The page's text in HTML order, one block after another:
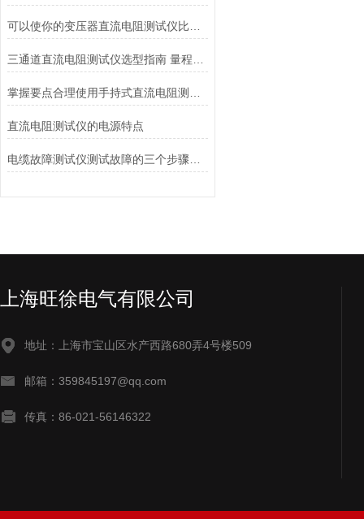
直流电阻测试仪的电源特点
上海旺徐电气有限公司
地址：上海市宝山区水产西路680弄4号楼509
邮箱：359845197@qq.com
传真：86-021-56146322